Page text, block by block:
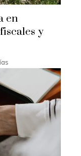
en
y